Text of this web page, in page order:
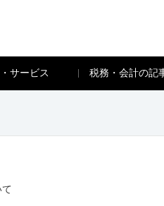
サービス 税務・会計の記